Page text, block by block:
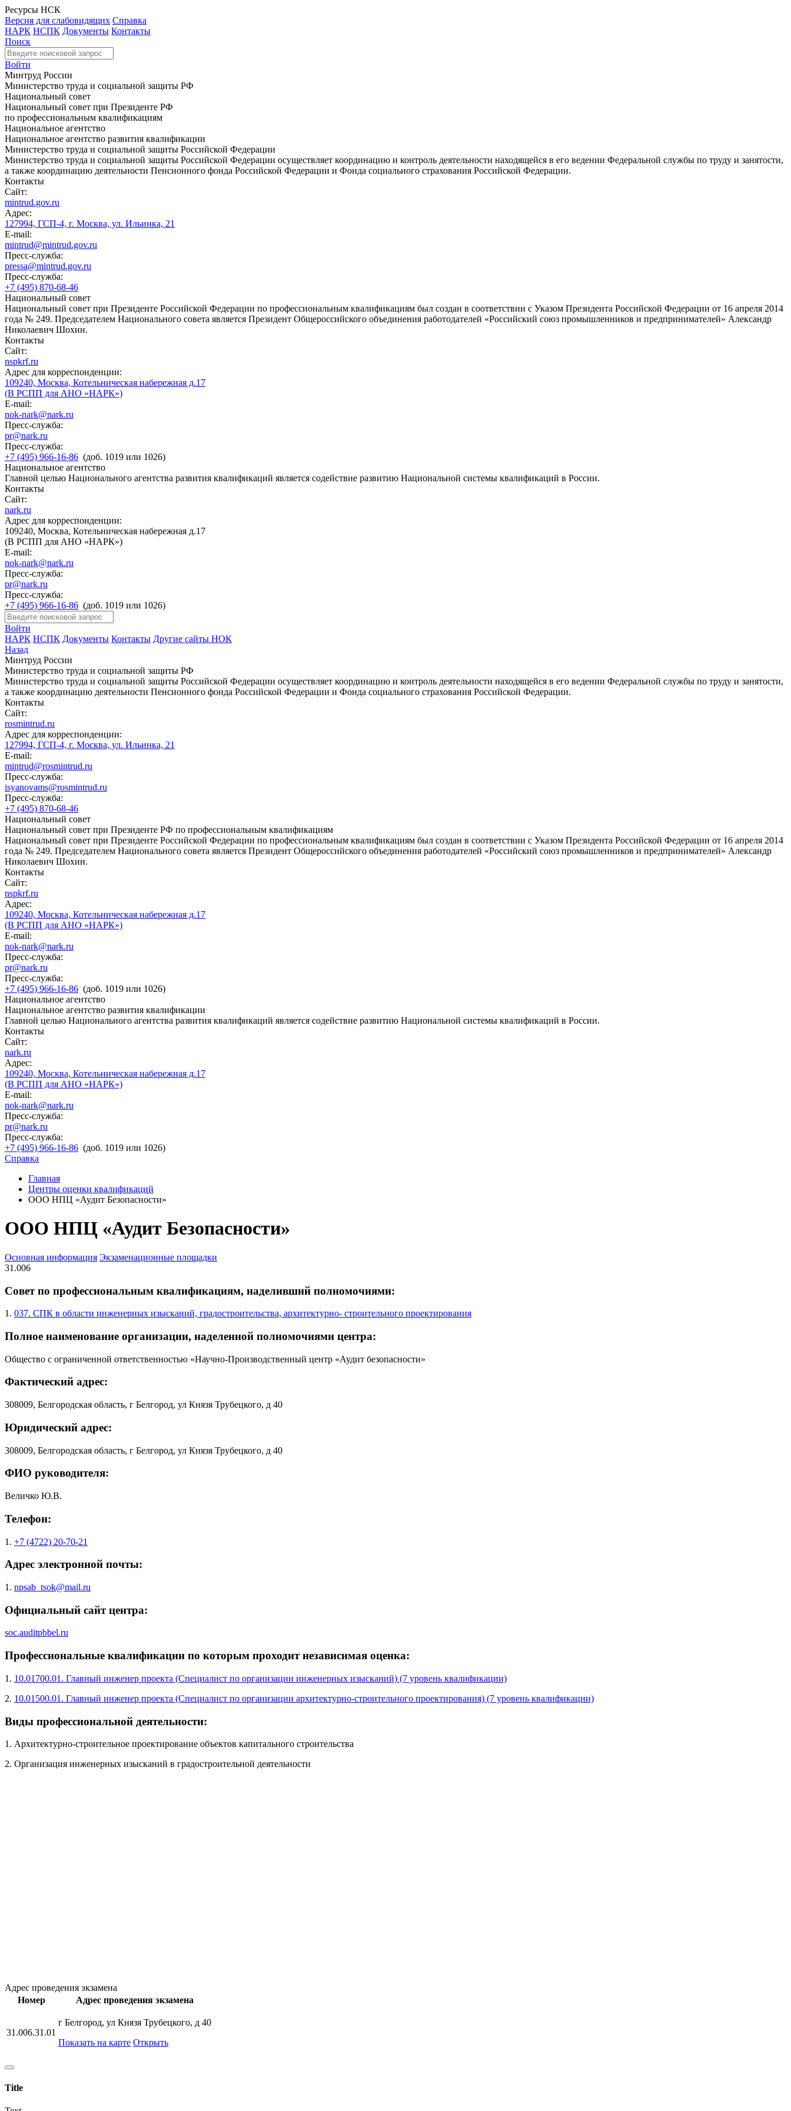
Ресурсы НСК
Версия для слабовидящих Справка
НАРК НСПК Документы Контакты
Поиск
Войти
Минтруд России
Министерство труда и социальной защиты РФ
Национальный совет
Национальный совет при Президенте РФ
по профессиональным квалификациям
Национальное агентство
Национальное агентство развития квалификации
Министерство труда и социальной защиты Российской Федерации
Министерство труда и социальной защиты Российской Федерации осуществляет координацию и контроль деятельности находящейся в его ведении Федеральной службы по труду и занятости,
а также координацию деятельности Пенсионного фонда Российской Федерации и Фонда социального страхования Российской Федерации.
Контакты
Сайт:
mintrud.gov.ru
Адрес:
127994, ГСП-4, г. Москва, ул. Ильинка, 21
E-mail:
mintrud@mintrud.gov.ru
Пресс-служба:
pressa@mintrud.gov.ru
Пресс-служба:
+7 (495) 870-68-46
Национальный совет
Национальный совет при Президенте Российской Федерации по профессиональным квалификациям был создан в соответствии с Указом Президента Российской Федерации от 16 апреля 2014
года № 249. Председателем Национального совета является Президент Общероссийского объединения работодателей «Российский союз промышленников и предпринимателей» Александр
Николаевич Шохин.
Контакты
Сайт:
nspkrf.ru
Адрес для корреспонденции:
109240, Москва, Котельническая набережная д.17
(В РСПП для АНО «НАРК»)
E-mail:
nok-nark@nark.ru
Пресс-служба:
pr@nark.ru
Пресс-служба:
+7 (495) 966-16-86 (доб. 1019 или 1026)
Национальное агентство
Главной целью Национального агентства развития квалификаций является содействие развитию Национальной системы квалификаций в России.
Контакты
Сайт:
nark.ru
Адрес для корреспонденции:
109240, Москва, Котельническая набережная д.17
(В РСПП для АНО «НАРК»)
E-mail:
nok-nark@nark.ru
Пресс-служба:
pr@nark.ru
Пресс-служба:
+7 (495) 966-16-86 (доб. 1019 или 1026)
Войти
НАРК НСПК Документы Контакты Другие сайты НОК
Назад
Минтруд России
Министерство труда и социальной защиты РФ
Министерство труда и социальной защиты Российской Федерации осуществляет координацию и контроль деятельности находящейся в его ведении Федеральной службы по труду и занятости,
а также координацию деятельности Пенсионного фонда Российской Федерации и Фонда социального страхования Российской Федерации.
Контакты
Сайт:
rosmintrud.ru
Адрес для корреспонденции:
127994, ГСП-4, г. Москва, ул. Ильинка, 21
E-mail:
mintrud@rosmintrud.ru
Пресс-служба:
isyanovams@rosmintrud.ru
Пресс-служба:
+7 (495) 870-68-46
Национальный совет
Национальный совет при Президенте РФ по профессиональным квалификациям
Национальный совет при Президенте Российской Федерации по профессиональным квалификациям был создан в соответствии с Указом Президента Российской Федерации от 16 апреля 2014
года № 249. Председателем Национального совета является Президент Общероссийского объединения работодателей «Российский союз промышленников и предпринимателей» Александр
Николаевич Шохин.
Контакты
Сайт:
nspkrf.ru
Адрес:
109240, Москва, Котельническая набережная д.17
(В РСПП для АНО «НАРК»)
E-mail:
nok-nark@nark.ru
Пресс-служба:
pr@nark.ru
Пресс-служба:
+7 (495) 966-16-86 (доб. 1019 или 1026)
Национальное агентство
Национальное агентство развития квалификации
Главной целью Национального агентства развития квалификаций является содействие развитию Национальной системы квалификаций в России.
Контакты
Сайт:
nark.ru
Адрес:
109240, Москва, Котельническая набережная д.17
(В РСПП для АНО «НАРК»)
E-mail:
nok-nark@nark.ru
Пресс-служба:
pr@nark.ru
Пресс-служба:
+7 (495) 966-16-86 (доб. 1019 или 1026)
Справка
Главная
Центры оценки квалификаций
ООО НПЦ «Аудит Безопасности»
ООО НПЦ «Аудит Безопасности»
Основная информация Экзаменационные площадки
31.006
Совет по профессиональным квалификациям, наделивший полномочиями:
1. 037. СПК в области инженерных изысканий, градостроительства, архитектурно- строительного проектирования
Полное наименование организации, наделенной полномочиями центра:
Общество с ограниченной ответственностью «Научно-Производственный центр «Аудит безопасности»
Фактический адрес:
308009, Белгородская область, г Белгород, ул Князя Трубецкого, д 40
Юридический адрес:
308009, Белгородская область, г Белгород, ул Князя Трубецкого, д 40
ФИО руководителя:
Величко Ю.В.
Телефон:
1. +7 (4722) 20-70-21
Адрес электронной почты:
1. npsab_tsok@mail.ru
Официальный сайт центра:
soc.auditpbbel.ru
Профессиональные квалификации по которым проходит независимая оценка:
1. 10.01700.01. Главный инженер проекта (Специалист по организации инженерных изысканий) (7 уровень квалификации)
2. 10.01500.01. Главный инженер проекта (Специалист по организации архитектурно-строительного проектирования) (7 уровень квалификации)
Виды профессиональной деятельности:
1. Архитектурно-строительное проектирование объектов капитального строительства
2. Организация инженерных изысканий в градостроительной деятельности
Адрес проведения экзамена
Номер
Адрес проведения экзамена
31.006.31.01
г Белгород, ул Князя Трубецкого, д 40
Показать на карте Открыть
Title